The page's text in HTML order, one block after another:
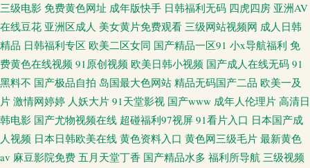
三级电影 免费黄色网址 成年版快手 日韩福利无码 四虎四房 亚洲AV
在线豆花 亚洲区成人 美女黄片免费观看 三级网站视频网 成人日韩
精品 日韩福利专区 欧美二区女同 国产精品一区91 小x导航福利 免
费黄色在线视频 91原创视频 欧美日韩小视频 国产成人在线无码 91
黑料不 国产极品自拍 岛国最大色网站 精品无码国产二品 欧美一及
片 激情网婷婷 人妖大片 91天堂影视 国产www 成年人伦理片 高清日
韩电影 国产尤物视频在线 超碰福利97视屏 91看片入口 日本国产成
人视频 日本日韩欧美在线 黄色资料入口 黄色网三级毛片 最新黄色
av 麻豆影院免费 五月天堂丁香 国产精品水多 福利所导航 三级视频